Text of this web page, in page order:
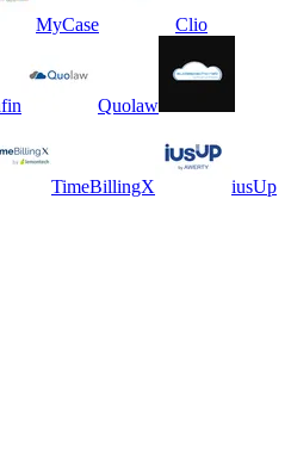
MyCase Clio
Quolaw
TimeBillingX
iusUp